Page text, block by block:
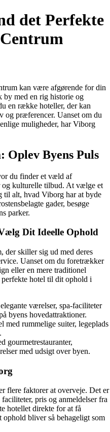
det Perfekte
kan være afgørende for din
by med en rig historie og
en række hoteller, der kan
og præferencer. Uanset om du
muligheder, har Viborg
Oplev Byens Puls
du finder et væld af
og kulturelle tilbud. At vælge et
til alt, hvad Viborg har at byde
gader, besøge
parker.
Dit Ideelle Ophold
der skiller sig ud med deres
Uanset om du foretrækker
eller en mere traditionel
hotel til dit ophold i
værelser, spa-faciliteter
byens hovedattraktioner.
med rummelige suiter, legeplads
gourmetrestauranter,
med udsigt over byen.
flere faktorer at overveje. Det er
pris og anmeldelser fra
hotellet direkte for at få
bliver så behageligt som